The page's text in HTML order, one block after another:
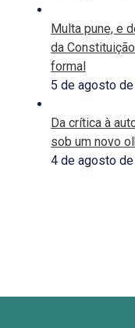
Multa pune, e
da
formal
5 de agosto
Da crítica à
sob um novo
4 de agosto